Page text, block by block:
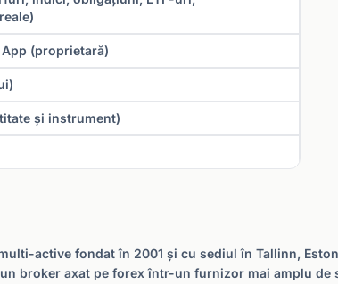
(proprietară)
și instrument)
active fondat în 2001 și cu sediul în Tallinn,
broker axat pe forex într-un furnizor mai amplu de